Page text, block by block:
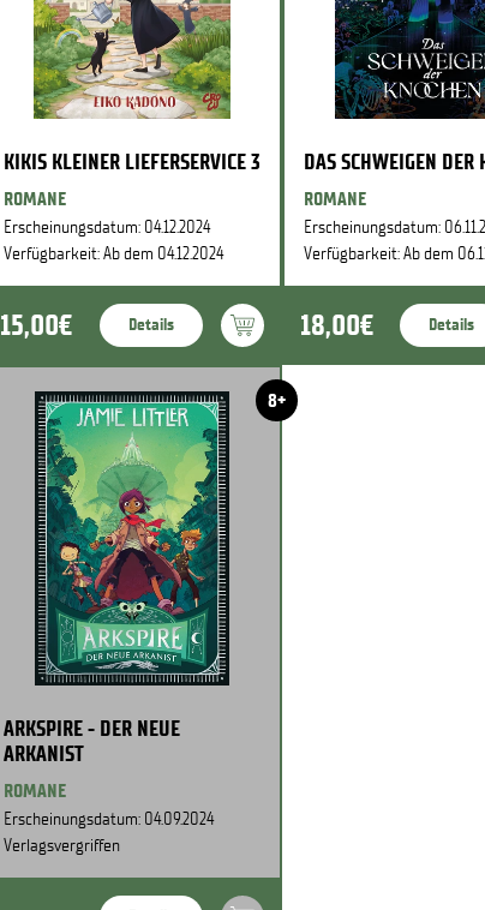
KIKIS KLEINER LIEFERSERVICE 3
ROMANE
Erscheinungsdatum: 04.12.2024
Verfügbarkeit: Ab dem 04.12.2024
15,00€ Details
DAS SCHWEIGEN DER
ROMANE
Erscheinungsdatum:
Verfügbarkeit: Ab dem
18,00€ Details
8+
ARKSPIRE - DER NEUE
ARKANIST
ROMANE
Erscheinungsdatum: 04.09.2024
Verlagsvergriffen